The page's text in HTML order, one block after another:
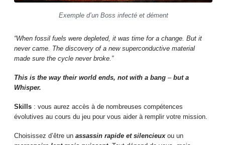
Exemple d’un Boss infecté et dément
“When fossil fuels were depleted, it was time for a change. But it
never came. The discovery of a new superconductive material
made sure the cycle never broke.”
This is the way their world ends, not with a bang –but a
Whisper.
Skills : vous aurez accès à de nombreuses compétences
évolutives au cours du jeu pour vous aider à remplir votre mission.
Choisissez d’être unassassin rapide et silencieuxou un